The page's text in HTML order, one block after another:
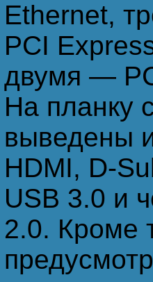
Ethernet,
PCI
двумя —
На планку
выведены
HDMI, D-
USB 3.0 и
2.0. Кроме